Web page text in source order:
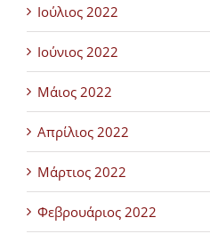
Ιούλιος 2022
Ιούνιος 2022
Μάιος 2022
Απρίλιος 2022
Μάρτιος 2022
Φεβρουάριος 2022